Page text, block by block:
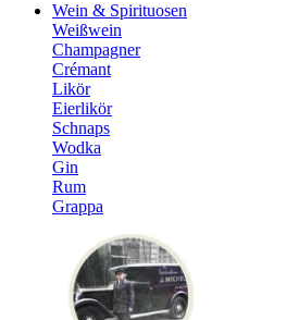
Wein & Spirituosen
Weißwein
Champagner
Crémant
Likör
Eierlikör
Schnaps
Wodka
Gin
Rum
Grappa